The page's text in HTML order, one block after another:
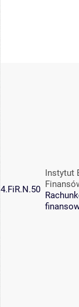
4.FiR.N.50
Instytut